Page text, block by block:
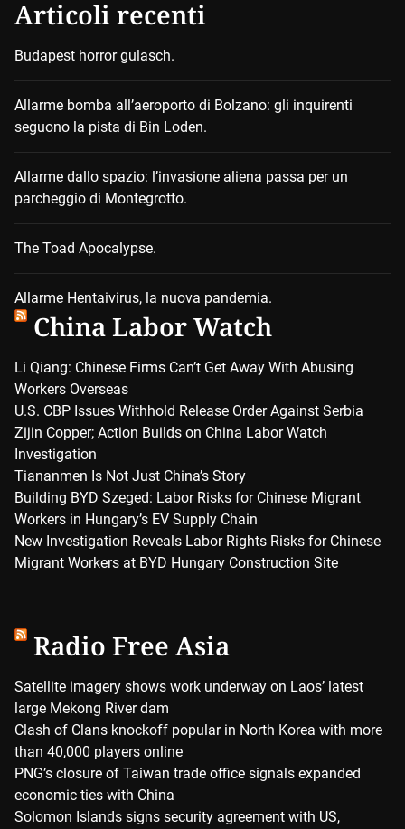
Articoli recenti
Budapest horror gulasch.
Allarme bomba all’aeroporto di Bolzano: gli inquirenti
seguono la pista di Bin Loden.
Allarme dallo spazio: l’invasione aliena passa per un
parcheggio di Montegrotto.
The Toad Apocalypse.
Allarme Hentaivirus, la nuova pandemia.
China Labor Watch
Li Qiang: Chinese Firms Can’t Get Away With Abusing
Workers Overseas
U.S. CBP Issues Withhold Release Order Against Serbia
Zijin Copper; Action Builds on China Labor Watch
Investigation
Tiananmen Is Not Just China’s Story
Building BYD Szeged: Labor Risks for Chinese Migrant
Workers in Hungary’s EV Supply Chain
New Investigation Reveals Labor Rights Risks for Chinese
Migrant Workers at BYD Hungary Construction Site
Radio Free Asia
Satellite imagery shows work underway on Laos’ latest
large Mekong River dam
Clash of Clans knockoff popular in North Korea with more
than 40,000 players online
PNG’s closure of Taiwan trade office signals expanded
economic ties with China
Solomon Islands signs security agreement with US,